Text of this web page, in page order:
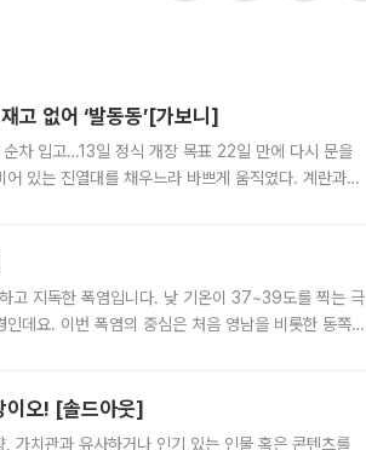
고 없어 ‘발동동’[가보니]
차 입고…13일 정식 개장 목표 22일 만에 다시 문을
있는 진열대를 채우느라 바쁘게 움직였다. 계란과
고 지독한 폭염입니다. 낮 기온이 37~39도를 찍는 극
데요. 이번 폭염의 중심은 처음 영남을 비롯한 동쪽
이오! [솔드아웃]
가치관과 유사하거나 인기 있는 인물 혹은 콘텐츠를